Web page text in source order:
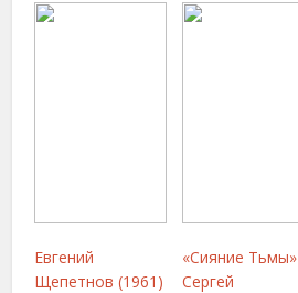
Евгений
Щепетнов (1961)
«Сияние Тьмы»
Сергей